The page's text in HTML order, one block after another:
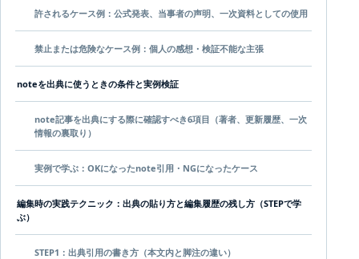
許されるケース例：公式発表、当事者の声明、一次資料としての使用
禁止または危険なケース例：個人の感想・検証不能な主張
noteを出典に使うときの条件と実例検証
note記事を出典にする際に確認すべき6項目（著者、更新履歴、一次
情報の裏取り）
実例で学ぶ：OKになったnote引用・NGになったケース
編集時の実践テクニック：出典の貼り方と編集履歴の残し方（STEPで学
ぶ）
STEP1：出典引用の書き方（本文内と脚注の違い）